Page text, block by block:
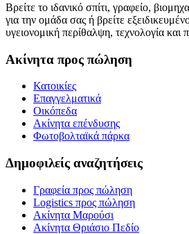
Βρείτε το ιδανικό σπίτι, γραφείο,
για την ομάδα σας ή βρείτε
υγειονομική περίθαλψη, τεχνολογία και
Ακίνητα προς πώληση
Κατοικίες
Επαγγελματικά
Οικόπεδα
Ακίνητα επένδυσης
Φωτοβολταϊκά πάρκα
Δημοφιλείς αναζητήσεις
Γραφεία προς πώληση
Logistics προς πώληση
Ακίνητα Μαρούσι
Ακίνητα Θριάσιο Πεδίο